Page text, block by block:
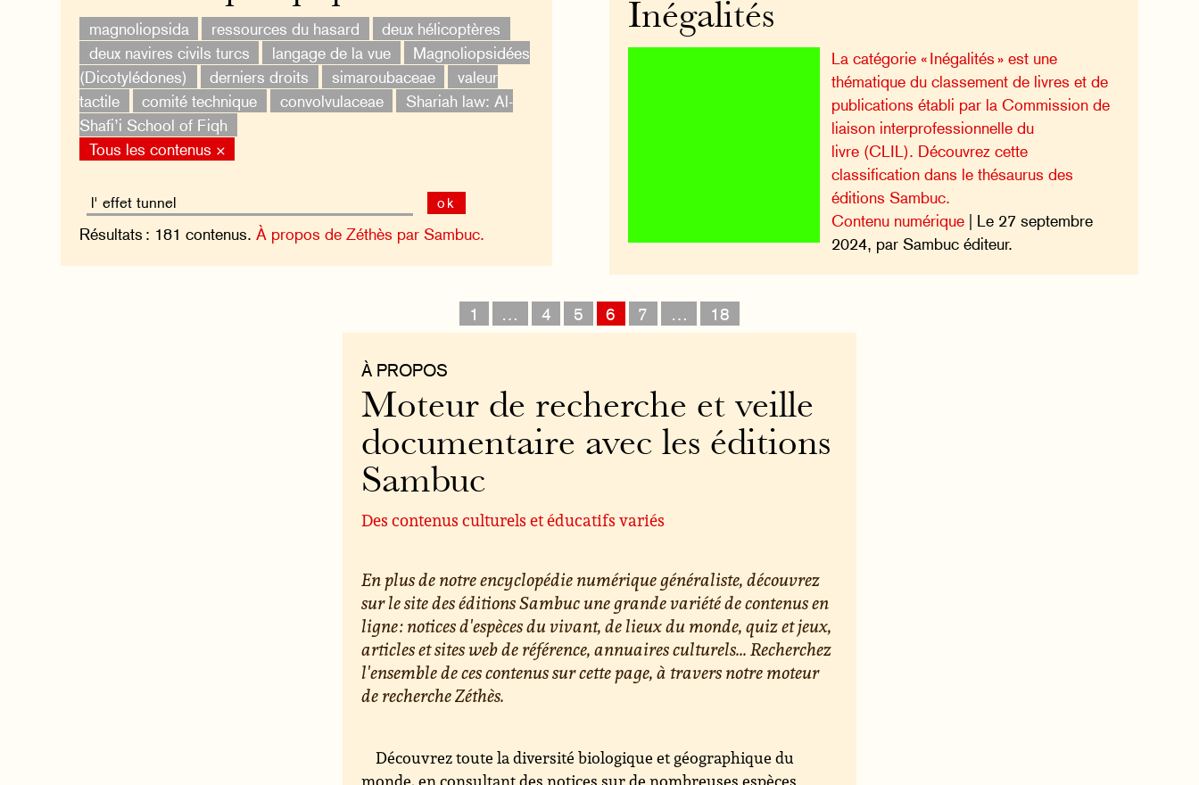
Inégalités
La catégorie « Inégalités » est une
thématique du classement de livres et de
publications établi par la Commission de
liaison interprofessionnelle du
livre (CLIL). Découvrez cette
classification dans le thésaurus des
éditions Sambuc.
Contenu numérique | Le 27 septembre
2024, par Sambuc éditeur.
magnoliopsida ressources du hasard
deux hélicoptères
deux navires civils turcs
langage de la vue
Magnoliopsidées
(Dicotylédones)
derniers droits simaroubaceae
valeur
tactile
comité technique convolvulaceae
Shariah law: Al-
Shafi’i School of Fiqh
Tous les contenus ×
ok
Résultats : 181 contenus. À propos de Zéthès par Sambuc.
1 … 4 5 6 7 … 18
À PROPOS
Moteur de recherche et veille
documentaire avec les éditions
Sambuc
Des contenus culturels et éducatifs variés
En plus de notre encyclopédie numérique généraliste, découvrez
sur le site des éditions Sambuc une grande variété de contenus en
ligne : notices d'espèces du vivant, de lieux du monde, quiz et jeux,
articles et sites web de référence, annuaires culturels... Recherchez
l'ensemble de ces contenus sur cette page, à travers notre moteur
de recherche Zéthès.
Découvrez toute la diversité biologique et géographique du
monde, en consultant des notices sur de nombreuses espèces